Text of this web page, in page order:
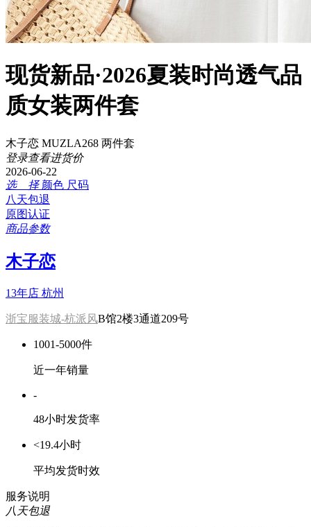
现货新品·2026夏装时尚透气品
质女装两件套
木子恋 MUZLA268 两件套
登录查看进货价
2026-06-22
选 择 颜色 尺码
八天包退
原图认证
商品参数
木子恋
13年店 杭州
浙宝服装城-杭派风B馆2楼3通道209号
1001-5000件
近一年销量
-
48小时发货率
<19.4小时
平均发货时效
服务说明
八天包退